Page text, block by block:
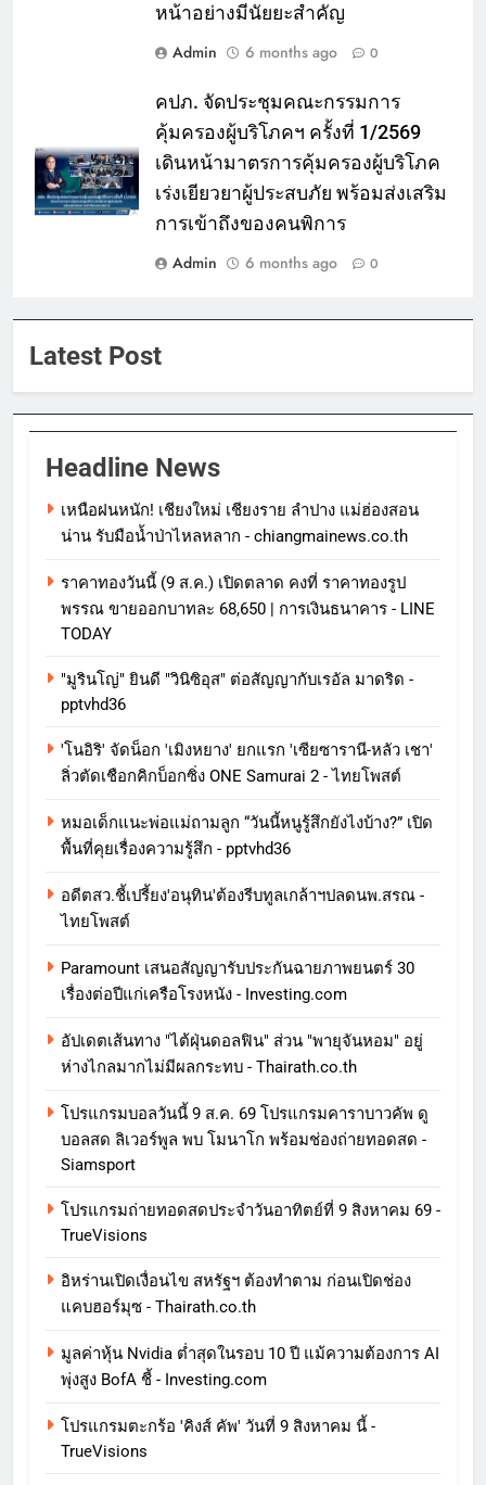
หน้าอย่างมีนัยยะสำคัญ
Admin
6 months ago 0
คปภ. จัดประชุมคณะกรรมการ
คุ้มครองผู้บริโภคฯ ครั้งที่ 1/2569
เดินหน้ามาตรการคุ้มครองผู้บริโภค
เร่งเยียวยาผู้ประสบภัย พร้อมส่งเสริม
การเข้าถึงของคนพิการ
Admin
6 months ago 0
Latest Post
Headline News
เหนือฝนหนัก! เชียงใหม่ เชียงราย ลำปาง แม่ฮ่องสอน
น่าน รับมือน้ำป่าไหลหลาก - chiangmainews.co.th
ราคาทองวันนี้ (9 ส.ค.) เปิดตลาด คงที่ ราคาทองรูป
พรรณ ขายออกบาทละ 68,650 | การเงินธนาคาร - LINE
TODAY
"มูรินโญ่" ยินดี "วินิซิอุส" ต่อสัญญากับเรอัล มาดริด -
pptvhd36
'โนอิริ' จัดน็อก 'เมิงหยาง' ยกแรก 'เซียซารานี-หลัว เชา'
ลิ่วตัดเชือกคิกบ็อกซิ่ง ONE Samurai 2 - ไทยโพสต์
หมอเด็กแนะพ่อแม่ถามลูก “วันนี้หนูรู้สึกยังไงบ้าง?” เปิด
พื้นที่คุยเรื่องความรู้สึก - pptvhd36
อดีตสว.ชี้เปรี้ยง'อนุทิน'ต้องรีบทูลเกล้าฯปลดนพ.สรณ -
ไทยโพสต์
Paramount เสนอสัญญารับประกันฉายภาพยนตร์ 30
เรื่องต่อปีแก่เครือโรงหนัง - Investing.com
อัปเดตเส้นทาง "ไต้ฝุ่นดอลฟิน" ส่วน "พายุจันหอม" อยู่
ห่างไกลมากไม่มีผลกระทบ - Thairath.co.th
โปรแกรมบอลวันนี้ 9 ส.ค. 69 โปรแกรมคาราบาวคัพ ดู
บอลสด ลิเวอร์พูล พบ โมนาโก พร้อมช่องถ่ายทอดสด -
Siamsport
โปรแกรมถ่ายทอดสดประจำวันอาทิตย์ที่ 9 สิงหาคม 69 -
TrueVisions
อิหร่านเปิดเงื่อนไข สหรัฐฯ ต้องทำตาม ก่อนเปิดช่อง
แคบฮอร์มุซ - Thairath.co.th
มูลค่าหุ้น Nvidia ต่ำสุดในรอบ 10 ปี แม้ความต้องการ AI
พุ่งสูง BofA ชี้ - Investing.com
โปรแกรมตะกร้อ 'คิงส์ คัพ' วันที่ 9 สิงหาคม นี้ -
TrueVisions